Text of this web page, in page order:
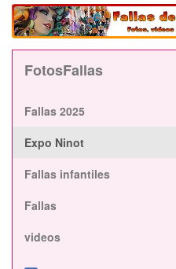
FotosFallas
Fallas 2025
Expo Ninot
Fallas infantiles
Fallas
videos